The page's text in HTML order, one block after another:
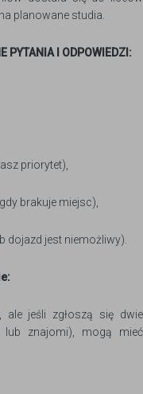
planowane studia.
PYTANIA I ODPOWIEDZI:
priorytet),
brakuje miejsc),
dojazd jest niemożliwy).
ale jeśli zgłoszą się dwie
znajomi), mogą mieć